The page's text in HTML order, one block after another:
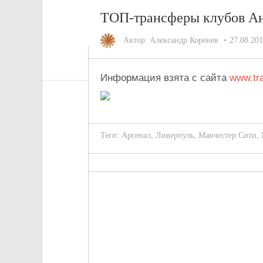
ТОП-трансферы клубов
Автор: Александр Коренев
Информация взята с сайта
Теги: Арсенал, Ливерпуль, Манчестер Сити,